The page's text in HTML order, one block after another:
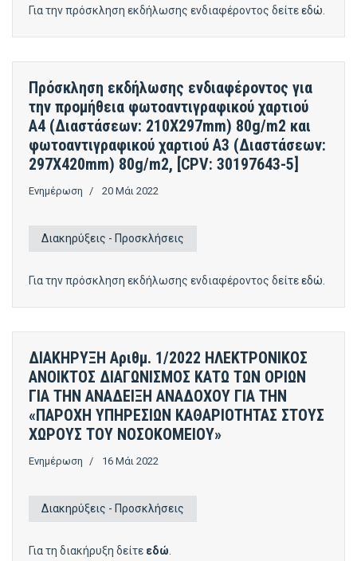
Για την πρόσκληση εκδήλωσης ενδιαφέροντος δείτεεδώ
Πρόσκληση εκδήλωσης ενδιαφέροντος για
την προμήθεια φωτοαντιγραφικού χαρτιού
Α4 (Διαστάσεων: 210X297mm) 80g/m2 και
φωτοαντιγραφικού χαρτιού Α3 (Διαστάσεων:
297X420mm) 80g/m2, [CPV: 30197643-5]
Ενημέρωση 20 Μάι 2022
Διακηρύξεις - Προσκλήσεις
Για την πρόσκληση εκδήλωσης ενδιαφέροντος δείτεεδώ
ΔΙΑΚΗΡΥΞΗ Αριθμ. 1/2022 ΗΛΕΚΤΡΟΝΙΚΟΣ
ΑΝΟΙΚΤΟΣ ΔΙΑΓΩΝΙΣΜΟΣ ΚΑΤΩ ΤΩΝ ΟΡΙΩΝ
ΓΙΑ ΤΗΝ ΑΝΑΔΕΙΞΗ ΑΝΑΔΟΧΟΥ ΓΙΑ ΤΗΝ
«ΠΑΡΟΧΗ ΥΠΗΡΕΣΙΩΝ ΚΑΘΑΡΙΟΤΗΤΑΣ ΣΤΟΥΣ
ΧΩΡΟΥΣ ΤΟΥ ΝΟΣΟΚΟΜΕΙΟΥ»
Ενημέρωση 16 Μάι 2022
Διακηρύξεις - Προσκλήσεις
Για τη διακήρυξη δείτε εδώ